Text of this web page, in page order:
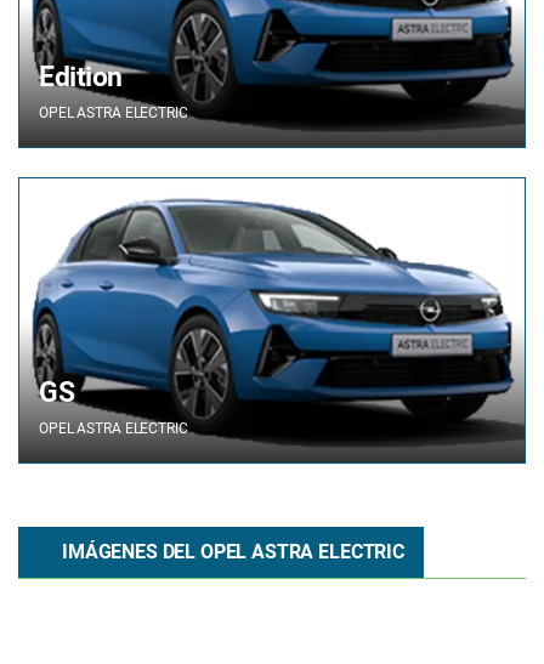
OPEL ASTRA ELECTRIC
Edition
OPEL ASTRA ELECTRIC
GS
IMÁGENES DEL OPEL ASTRA ELECTRIC